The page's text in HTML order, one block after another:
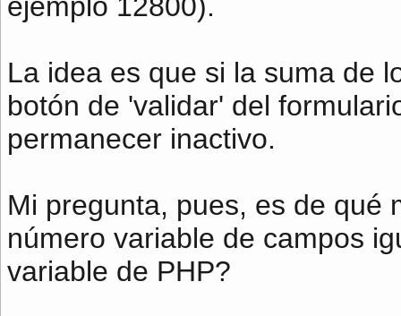
La idea es que si la suma de
botón de 'validar' del
permanecer inactivo.
Mi pregunta, pues, es de qué
número variable de campos
variable de PHP?